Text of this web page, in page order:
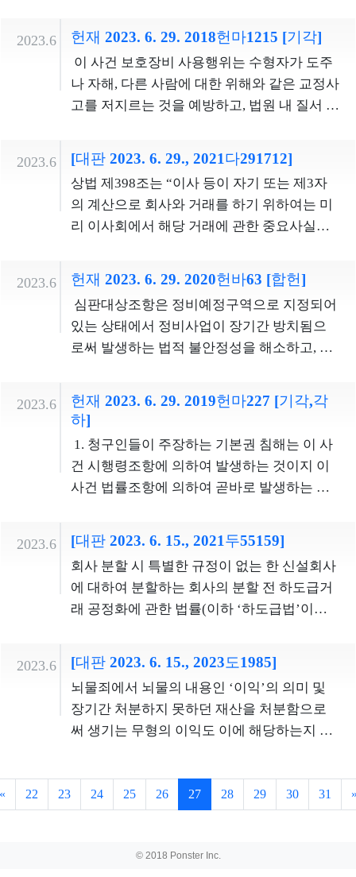
관계의 확정을 통한 종국판결의 법적 안정성
을 유지하고, 확정판결을 받은 당사자의 법적
불안상태가 장기간 계속되는 것을 방지하기
위해서는 재심의 제기기간을 제한할 필요성
이 있다. 민사소송법 제456조 제1항의 재심기
터 개시되므로 이를 불변기간으로 정한다고
하여 당사자의 재판청구권 행사에 특별히 불
이익한 영향을 미친다고 보기 어려운 점, 불변
기간에 관해서는 소송행위의 추후보완이 가
를 침해한다고 볼 수 없다.？
에 대하여 원칙적으로 신고의무를 부과할 필
요성이 크고, 관세법은 휴대품 등의 반송신고
를 생략하게 하는 등 반송신고의무와 관련하
여 기본권 제한을 최소화하고 있다. 통관질서
면에서 그 자체로 중요성이 매우 큰 공익인 반
면, 반송신고의무자는 반송물품에 대하여 기
본적인 신고 및 검사 절차를 진행하여야 하는
불이익을 입을 뿐이다. 따라서 이 사건 신고의
무조항은 과잉금지원칙에 반하여 환승 여행
다. 3. 입법자는 밀반송범의 특성을 고려하여
이 사건 밀반송죄조항 및 가중처벌조항에서
반송한 물품의 원가를 기준으로 밀반송범의
법정형을 차등적으로 규정하였고, 법관은 개
병과조항은 반송물품원가가 5억 원 이상인 범
죄행위에 대해서만 물품원가의 벌금을 필요
적으로 병과하도록 하고 있는데, 대규모 밀반
송범의 경우 막대한 범죄수익을 창출하기 위
해 조직적으로 이루어지는 범죄일 가능성이
와 처벌이 힘들다는 밀반송범의 특성을 고려
개로 경제적 불이익을 가함으로써 경제적 동
기에 의한 대규모 밀반송 범죄를 예방하고 엄
단할 필요가 크다. 따라서 이 사건 처벌조항은
한다. 4. 이 사건 처벌조항은 밀반송죄의 법정
형을 밀수출죄의 법정형과 동일하게 규정하
고 있다. 수출이나 반송 모두 미신고행위를 처
벌함으로써 통관절차의 이행을 강제하여 관
반출된 이후에는 증거 확보조차 곤란하여 법
적 강제력을 통해 신고를 확보할 필요성이 있
송행위는 각국의 조세포탈 범죄로 이어지는
를 기준으로 그 이전에 이루어진 범행이 포괄
일죄의 일부에 해당할 뿐만 아니라 그와 상상
적 경합관계에 있는 다른 죄에도 해당하는 경
우에는 확정된 판결 내지 약식명령의 기판력
안으로 결정하여야 한다. 시험일을 평일로 정
할 경우 시험장의 확보와 전국적인 시험 관리
에 어려움이 발생하고, 직장인이거나 재학 중
인 수험생의 시험 응시가 어렵게 된다. 시험일
을 일요일로 정하는 경우 제칠일안식일예수
의 종교의 자유에 대한 제한은 없을 것이나, 일
요일에 종교적 의미를 부여하는 응시자의 종
교의 자유를 제한하게 되므로, 종교의 자유 제
한 문제는 기본권의 주체만을 달리하여 그대
로 일요일 시험실시가 불가하거나 어려워, 현
재로서는 일요일에 시험을 시행하는 것도 현
실적으로 어려운 상황이다. 이러한 사정을 고
려할 때, 연 2회 실시되는 간호조무사 국가시
한 기본권 제한이 지나치다고 볼 수 없다. 따라
서 이 사건 공고는과잉금지원칙에 반하여 청
판관 이은애, 재판관 김기영, 재판관 이미선의
반대의견 재림교인들은 이 사건 공고에 따라
토요일에 시행되는 두 번의 시험에 모두 응시
다. 그러나 이 사건 공고의 목적을 달성하기 위
하여 반드시 토요일 오전에 시험이 시행되어
야 하는 것은 아니다. 예컨대 두 번의 시험 중
적어도 한 번은 토요일이 아닌 일요일에 시행
입법례와 같이 종교적 이유로 공지된 날짜에
시험에 응시할 수 없는 수험생들에게 다른 날
짜에 시험을 칠 수 있도록 허용하는 방법 등도
고려해볼 수 있다. 이와 관련하여 피청구인이
려움 또는 지방자치단체의 비협조 등과 같은
행정적 이유는 청구인의 종교의 자유를 제약
반하여 청구인의 종교의 자유를 침해한다.
2023.6 헌재 2023. 6. 29. 2018헌마1215 [기각]
이 사건 보호장비 사용행위는 수형자가 도주
나 자해, 다른 사람에 대한 위해와 같은 교정사
고를 저지르는 것을 예방하고, 법원 내 질서 유
쇠창살 격리시설은 수시로 출입문이 여닫히
고, 법원 외부나 법정과 연결된 구조로 되는 반
면, 법정 대기실을 담당하는 교정 인원은 소수
에 그쳐 교정시설에 비해 구금 기능이 취약하
수형자 사이의 분쟁이 발생할 가능성이 있다.
그러므로 법정 대기실 내 쇠창살 격리시설에
서 수갑과 같은 보호장비를 사용하는 것은 불
가피한 측면이 있다. 수갑은 청구인의 신체를
의 교도관이 계호하는 방법으로 보호장비 사
용을 대체할 수도 없으므로 침해의 최소성이
인정된다. 구금 기능이 취약해질 수밖에 없는
법정 대기실 내 쇠창살 격리시설에서 수형자
의 도주를 예방하고 법정 내 질서 유지에 협력
보호장비 사용행위로 인해 영향을 받은 신체
내에서 제한적이므로 법익의 균형성도 인정
된다. 따라서 이 사건 보호장비 사용행위는 과
잉금지원칙을 위반하여 청구인의 신체의 자
2023.6 [대판 2023. 6. 29., 2021다291712]
상법 제398조는 “이사 등이 자기 또는 제3자
의 계산으로 회사와 거래를 하기 위하여는 미
리 이사회에서 해당 거래에 관한 중요사실을
이사회의 승인은 이사 3분의 2 이상의 수로써
하여야 하고, 그 거래의 내용과 절차는 공정하
여야 한다.”라고 규정하고 있다. 이는 이사 등
과 회사 사이에 이익상반거래가 비밀리에 행
해지는 것을 방지하고 이사회의 직무감독권
지는 거래의 공정성을 확보함으로써, 이사 등
이 회사와의 거래를 통하여 자기 또는 제3자
의 이익을 도모하고 회사와 주주에게 예기치
못한 손해를 입히는 것을 방지하기 위함이다.
상법 제398조는 이사 등의 사익추구 행위에
‘구 상법’이라고 한다) 제398조가 개정된 것으
로, 구 상법 제398조와 달리 적용 대상을 주요
주주 등에까지 확대하였고, ‘미리’ 중요사실을
밝히고 이사회의 승인을 받을 것을 명시하였
였을 뿐만 아니라, 거래의 내용과 절차가 공정
조 후단의 민법 제124조와 관련된 내용을 제
외하였다. 이러한 상법 제398조의 문언 내용
을 입법 취지와 개정 연혁 등에 비추어 보면,
와 유효하게 거래를 하기 위하여는 미리 상법
인을 받지 않았다면 특별한 사정이 없는 한 그
2023.6 헌재 2023. 6. 29. 2020헌바63 [합헌]
심판대상조항은 정비예정구역으로 지정되어
있는 상태에서 정비사업이 장기간 방치됨으
로써 발생하는 법적 불안정성을 해소하고, 정
립 및 정비구역 지정이 이루어지지 않고 있는
성 또는 주민갈등 등 다양한 사유로 인하여 정
비예정구역에 대한 정비계획 수립 등이 이루
어지지 않을 가능성도 있는 점, 정비예정구역
등소유자의 100분의 30 이상이 정비예정구역
해제를 요구하고 있는 상황이라면 추후 정비
사업의 시행이 지연되거나 좌초될 가능성이
큰 점, 토지등소유자에게는 정비계획의 입안
심의를 거쳐야 하고, 정비예정구역의 해제는
해제권자의 재량적 행위인 점, 정비예정구역
해제에 관한 위법이 있는 경우 항고소송을 통
하여 이를 다툴 수 있는 점 등을 종합적으로 고
반된다고 볼 수 없다.
2023.6
헌재 2023. 6. 29. 2019헌마227 [기각,각
하]
1. 청구인들이 주장하는 기본권 침해는 이 사
건 시행령조항에 의하여 발생하는 것이지 이
사건 법률조항에 의하여 곧바로 발생하는 것
구는 기본권 침해의 직접성 요건을 갖추지 못
하여 부적법하다. 2. 이 사건 시행령조항은 정
부광고의 업무 집행을 일원화함으로써 정부
광고 업무의 공공성과 투명성, 효율성을 도모
하여 정부광고의 전반적인 질적 향상을 이루
통 효과를 높이기 위해서는 정부광고의 기획
부터 집행에 이르는 과정을 통합적으로 관리
할 필요가 있다. 또한, 정부광고 업무를 전담하
여 수행할 기관을 두지 않을 경우, 광고사업자
수 있다. 정부광고는 그 대부분이 소액광고들
인 반면, 광고주에 해당하는 정부기관등의 수
한 공적 기관이 규모의 경제를 통하여 협상력
2023.6 [대판 2023. 6. 15., 2021두55159]
회사 분할 시 특별한 규정이 없는 한 신설회사
에 대하여 분할하는 회사의 분할 전 하도급거
래 공정화에 관한 법률(이하 ‘하도급법’이라
1항에 따른 시정조치를 명하는 것은 허용되지
않는다. 구체적인 이유는 아래와 같다. ① 대법
원은 2007. 11. 29. 선고 2006두18928 판결에
서 법률 규정이 없는 이상 분할하는 회사의 분
할 전 독점규제 및 공정거래에 관한 법률(이하
신설회사에 대하여 과징금을 부과하는 것은
허용되지 않는다고 판시하였다. 공정거래법
2023.6 [대판 2023. 6. 15., 2023도1985]
뇌물죄에서 뇌물의 내용인 ‘이익’의 의미 및
장기간 처분하지 못하던 재산을 처분함으로
써 생기는 무형의 이익도 이에 해당하는지 여
22 23 24 25 26 27 28 29 30 31
© 2018 Ponster Inc.